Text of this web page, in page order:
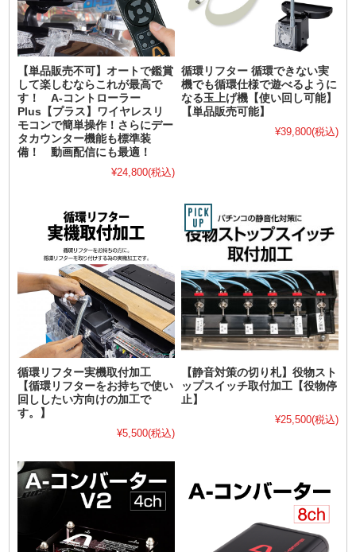
【単品販売不可】オートで鑑賞
して楽しむならこれが最高で
す！ A-コントローラー
Plus【プラス】ワイヤレスリ
モコンで簡単操作！さらにデー
タカウンター機能も標準装
備！ 動画配信にも最適！
¥24,800(税込)
循環リフター 循環できない実
機でも循環仕様で遊べるように
なる玉上げ機【使い回し可能】
【単品販売可能】
¥39,800(税込)
循環リフター実機取付加工
【循環リフターをお持ちで使い
回ししたい方向けの加工で
す。】
¥5,500(税込)
【静音対策の切り札】役物スト
ップスイッチ取付加工【役物停
止】
¥25,500(税込)